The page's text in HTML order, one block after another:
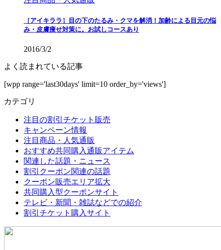
［アイキララ］目の下のたるみ・クマを解消！加齢による目元の悩
み・皮膚痩せ対策に。お試しコースあり
2016/3/2
よく読まれている記事
[wpp range='last30days' limit=10 order_by='views']
カテゴリ
注目の割引チケット販売
キャンペーン情報
注目商品・人気通販
おすすめ共同購入通販アイテム
関連した話題・ニュース
割引クーポン関連の話題
クーポン販売エリア拡大
共同購入型クーポンサイト
テレビ・新聞・雑誌などでの紹介
割引チケット購入サイト